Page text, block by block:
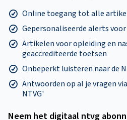
Online toegang tot alle
Gepersonaliseerde alerts
Artikelen voor opleiding en
geaccrediteerde toetsen
Onbeperkt luisteren naar de
Antwoorden op al je vragen
NTVG'
Neem het digitaal ntvg